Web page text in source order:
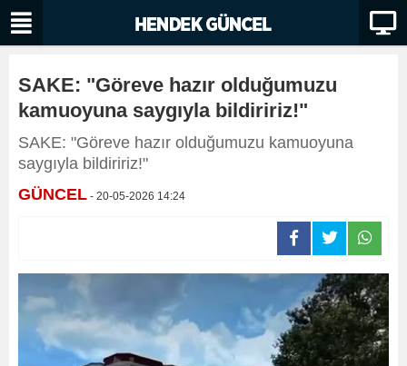
SAKE: "Göreve hazır olduğumuzu
kamuoyuna saygıyla bildiririz!"
SAKE: "Göreve hazır olduğumuzu kamuoyuna
saygıyla bildiririz!"
GÜNCEL - 20-05-2026 14:24